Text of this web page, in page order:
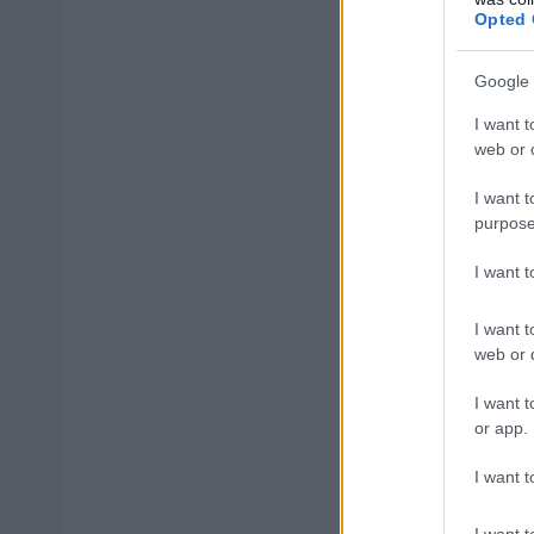
Opted
Google
I want
web or
I want
I want
I want
web or
I want
or app.
I want
ΑΣΕΠ: Εξ
μέρες
Μάθε